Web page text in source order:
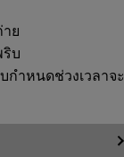
ย
ริบ
ำหนดช่วงเวลาจะ